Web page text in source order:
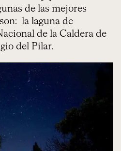
de las mejores
la laguna de
de la Caldera de
del Pilar.